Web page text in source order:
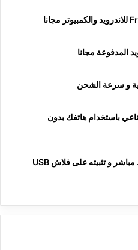
المدفوعة مجانا
باستخدام هاتفك بدون
تحميل نسخة MacOS Sierra برابط مباشر و تثبيته على فلاش USB